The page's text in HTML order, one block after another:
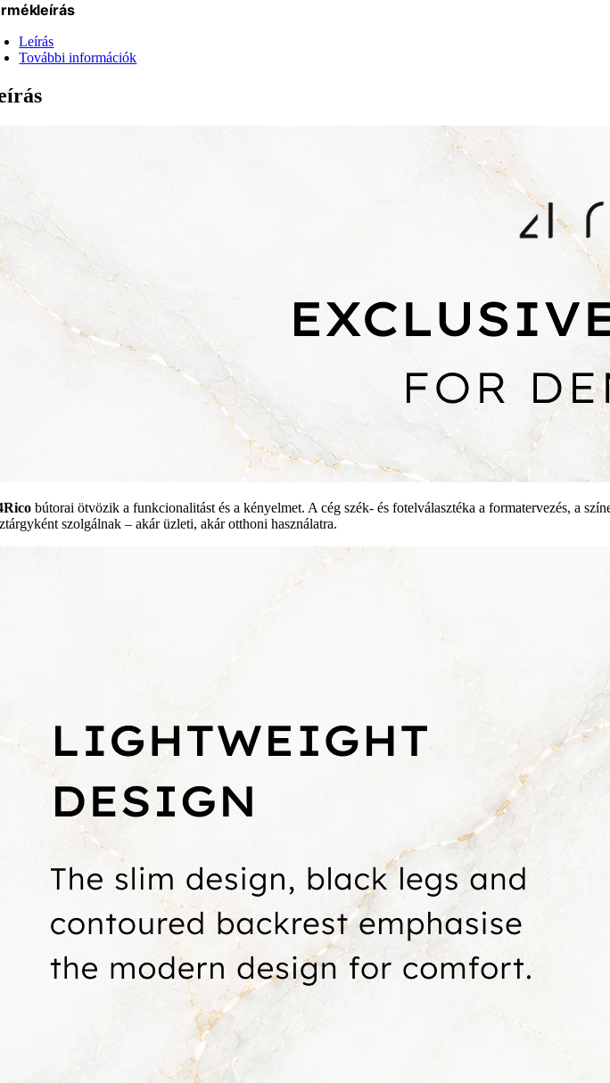
Leírás
További információk
bútorai ötvözik a funkcionalitást és a kényelmet. A cég szék- és fotelválasztéka a formatervezés, a
szolgálnak – akár üzleti, akár otthoni használatra.